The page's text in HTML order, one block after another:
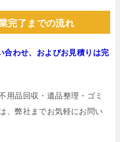
完了までの流れ
合わせ、およびお見積りは完
用品回収・遺品整理・ゴミ
、弊社までお気軽にお問い